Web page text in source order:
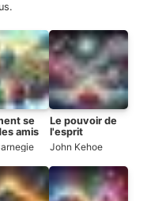
se
amis
Le pouvoir de
l'esprit
John Kehoe